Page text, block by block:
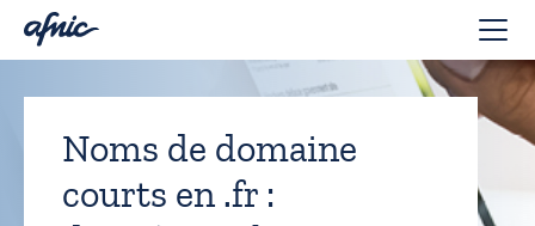
Noms de domaine
courts en .fr :
Panneau de gestion des cookies